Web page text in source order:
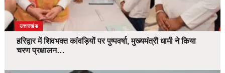
उत्तराखंड
हरिद्वार में शिवभक्त कांवड़ियों पर पुष्पवर्षा, मुख्यमंत्री धामी ने किया
चरण प्रक्षालन…